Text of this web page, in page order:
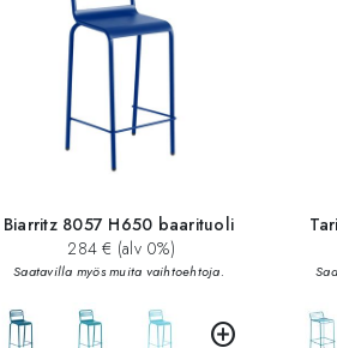
Biarritz 8057 H650 baarituoli
284 € (alv 0%)
Saatavilla myös muita vaihtoehtoja.
add_circle